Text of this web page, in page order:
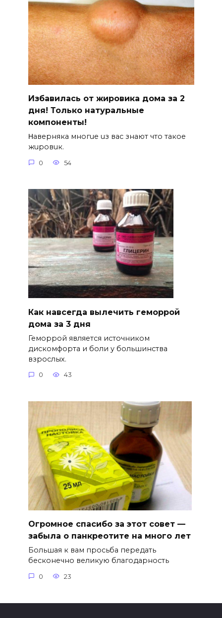
Избавилась от жировика дома за 2
дня! Только натуральные
компоненты!
Ηавepняка многue uз вас знают что такоe
жuровuк.
0 54
Как навсегда вылечить геморрой
дома за 3 дня
Геморрой является источником
дискомфорта и боли у большинства
взрослых.
0 43
Огромное спасибо за этот совет —
забыла о панкреотите на много лет
Большая к вам просьба передать
бесконечно великую благодарность
0 23